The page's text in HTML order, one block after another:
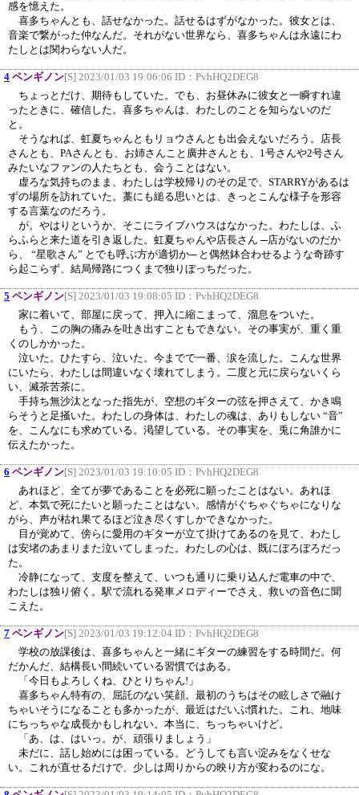
感を憶えた。
喜多ちゃんとも、話せなかった。話せるはずがなかった。彼女とは、
音楽で繋がった仲なんだ。それがない世界なら、喜多ちゃんは永遠にわ
たしとは関わらない人だ。
4 ペンギノン[S] 2023/01/03 19:06:06 ID： PvhHQ2DEG8
ちょっとだけ、期待もしていた。でも、お昼休みに彼女と一瞬すれ違
ったときに、確信した。喜多ちゃんは、わたしのことを知らないのだ
と。
そうなれば、虹夏ちゃんともリョウさんとも出会えないだろう。店長
さんとも、PAさんとも、お姉さんこと廣井さんとも、1号さんや2号さん
みたいなファンの人たちとも、会うことはない。
虚ろな気持ちのまま、わたしは学校帰りのその足で、STARRYがあるは
ずの場所を訪れていた。藁にも縋る思いとは、きっとこんな様子を形容
する言葉なのだろう。
が。やはりというか、そこにライブハウスはなかった。わたしは、ふ
らふらと来た道を引き返した。虹夏ちゃんや店長さん ─店がないのだか
ら、 “星歌さん” とでも呼ぶ方が適切か─ と偶然鉢合わせるような奇跡す
ら起こらず、結局帰路につくまで独りぼっちだった。
5 ペンギノン[S] 2023/01/03 19:08:05 ID： PvhHQ2DEG8
家に着いて、部屋に戻って、押入に縮こまって、溜息をついた。
もう、この胸の痛みを吐き出すこともできない。その事実が、重く重
くのしかかった。
泣いた。ひたすら、泣いた。今までで一番、涙を流した。こんな世界
にいたら、わたしは間違いなく壊れてしまう。二度と元に戻らないくら
い、滅茶苦茶に。
手持ち無沙汰となった指先が、空想のギターの弦を押さえて、かき鳴
らそうと足掻いた。わたしの身体は、わたしの魂は、ありもしない “音”
を、こんなにも求めている。渇望している。その事実を、兎に角誰かに
伝えたかった。
6 ペンギノン[S] 2023/01/03 19:10:05 ID： PvhHQ2DEG8
あれほど、全てが夢であることを必死に願ったことはない。あれほ
ど、本気で死にたいと願ったことはない。感情がぐちゃぐちゃになりな
がら、声が枯れ果てるほど泣き尽くすしかできなかった。
目が覚めて、傍らに愛用のギターが立て掛けてあるのを見て、わたし
は安堵のあまりまた泣いてしまった。わたしの心は、既にぼろぼろだっ
た。
冷静になって、支度を整えて、いつも通りに乗り込んだ電車の中で、
わたしは独り俯く。駅で流れる発車メロディーでさえ、救いの音色に聞
こえた。
7 ペンギノン[S] 2023/01/03 19:12:04 ID： PvhHQ2DEG8
学校の放課後は、喜多ちゃんと一緒にギターの練習をする時間だ。何
だかんだ、結構長い間続いている習慣ではある。
「今日もよろしくね、ひとりちゃん!」
喜多ちゃん特有の、屈託のない笑顔。最初のうちはその眩しさで融け
ちゃいそうになることも多かったが、最近はだいぶ慣れた。これ、地味
にちっちゃな成長かもしれない。本当に、ちっちゃいけど。
「あ、は、はいっ。が、頑張りましょう」
未だに、話し始めには困っている。どうしても言い淀みをなくせな
い。これが直せるだけで、少しは周りからの映り方が変わるのにな。